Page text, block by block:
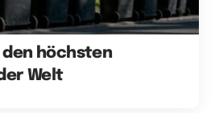
den höchsten
Welt